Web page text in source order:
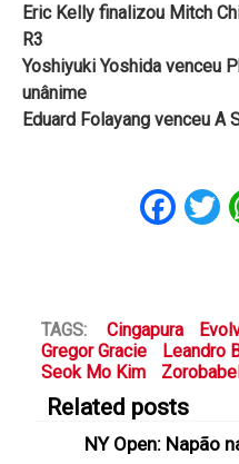
Eric Kelly finalizou Mitch
R3
Yoshiyuki Yoshida venceu
unânime
Eduard Folayang venceu A
TAGS: Cingapura
Gregor Gracie
Leandro
Seok Mo Kim
Related posts
NY Open: Napão